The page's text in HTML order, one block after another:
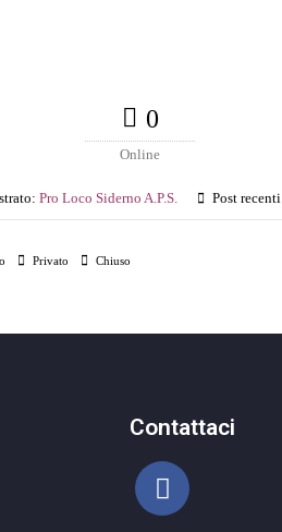
0
Online
Pro Loco Siderno A.P.S. Post recenti
Privato Chiuso
Contattaci